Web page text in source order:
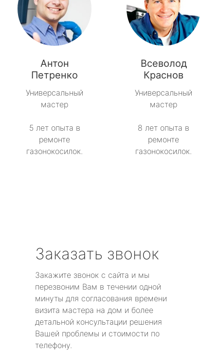
Антон
Петренко
Универсальный
мастер
5 лет опыта в
ремонте
газонокосилок.
Всеволод
Краснов
Универсальный
мастер
8 лет опыта в
ремонте
газонокосилок.
Заказать звонок
Закажите звонок с сайта и мы
перезвоним Вам в течении одной
минуты для согласования времени
визита мастера на дом и более
детальной консультации решения
Вашей проблемы и стоимости по
телефону.